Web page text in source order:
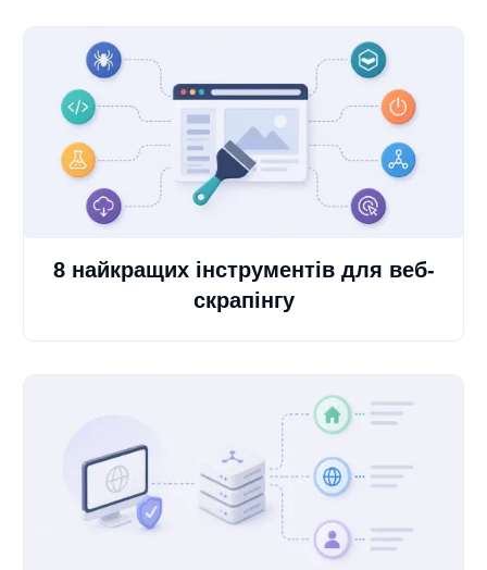
8 найкращих інструментів для веб-
скрапінгу